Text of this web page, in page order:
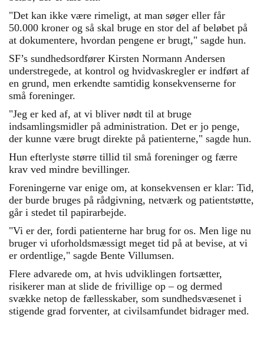
"Det kan ikke være rimeligt, at man søger eller får
50.000 kroner og så skal bruge en stor del af beløbet på
at dokumentere, hvordan pengene er brugt," sagde hun.
SF’s sundhedsordfører Kirsten Normann Andersen
understregede, at kontrol og hvidvaskregler er indført af
en grund, men erkendte samtidig konsekvenserne for
små foreninger.
"Jeg er ked af, at vi bliver nødt til at bruge
indsamlingsmidler på administration. Det er jo penge,
der kunne være brugt direkte på patienterne," sagde hun.
Hun efterlyste større tillid til små foreninger og færre
krav ved mindre bevillinger.
Foreningerne var enige om, at konsekvensen er klar: Tid,
der burde bruges på rådgivning, netværk og patientstøtte,
går i stedet til papirarbejde.
"Vi er der, fordi patienterne har brug for os. Men lige nu
bruger vi uforholdsmæssigt meget tid på at bevise, at vi
er ordentlige," sagde Bente Villumsen.
Flere advarede om, at hvis udviklingen fortsætter,
risikerer man at slide de frivillige op – og dermed
svække netop de fællesskaber, som sundhedsvæsenet i
stigende grad forventer, at civilsamfundet bidrager med.